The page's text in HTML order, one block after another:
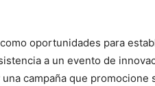
oportunidades para
a un evento de
campaña que promocione